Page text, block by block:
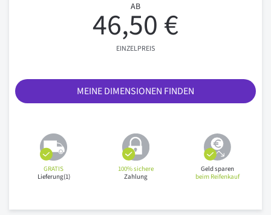
AB
46,50 €
EINZELPREIS
MEINE DIMENSIONEN FINDEN
GRATIS
Lieferung(1)
100% sichere
Zahlung
Geld sparen
beim Reifenkauf